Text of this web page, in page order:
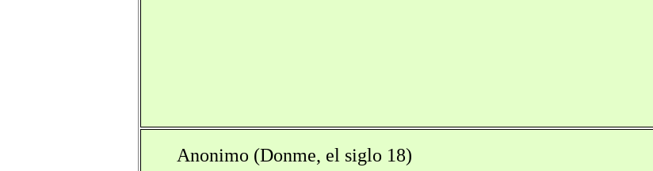
Anonimo (Donme, el siglo 18)